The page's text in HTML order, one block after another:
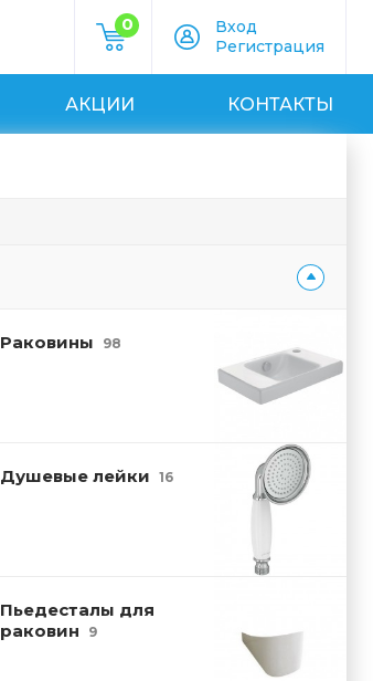
0
Вход
Регистрация
АКЦИИ КОНТАКТЫ
Раковины 98
Душевые лейки16
Пьедесталы для
раковин
9